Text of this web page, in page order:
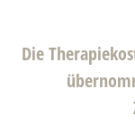
Die